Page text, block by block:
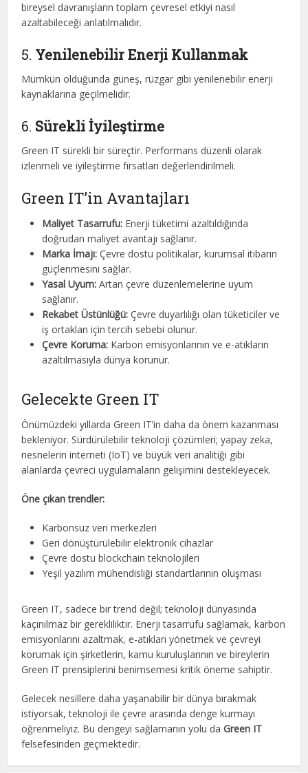
bireysel davranışların toplam çevresel etkiyi nasıl
azaltabileceği anlatılmalıdır.
5. Yenilenebilir Enerji Kullanmak
Mümkün olduğunda güneş, rüzgar gibi yenilenebilir enerji
kaynaklarına geçilmelidir.
6. Sürekli İyileştirme
Green IT sürekli bir süreçtir. Performans düzenli olarak
izlenmeli ve iyileştirme fırsatları değerlendirilmeli.
Green IT’in Avantajları
Maliyet Tasarrufu: Enerji tüketimi azaltıldığında
doğrudan maliyet avantajı sağlanır.
Marka İmajı: Çevre dostu politikalar, kurumsal itibarın
güçlenmesini sağlar.
Yasal Uyum: Artan çevre düzenlemelerine uyum
sağlanır.
Rekabet Üstünlüğü: Çevre duyarlılığı olan tüketiciler ve
iş ortakları için tercih sebebi olunur.
Çevre Koruma: Karbon emisyonlarının ve e-atıkların
azaltılmasıyla dünya korunur.
Gelecekte Green IT
Önümüzdeki yıllarda Green IT’in daha da önem kazanması
bekleniyor. Sürdürülebilir teknoloji çözümleri; yapay zeka,
nesnelerin interneti (IoT) ve büyük veri analitiği gibi
alanlarda çevreci uygulamaların gelişimini destekleyecek.
Öne çıkan trendler:
Karbonsuz veri merkezleri
Geri dönüştürülebilir elektronik cihazlar
Çevre dostu blockchain teknolojileri
Yeşil yazılım mühendisliği standartlarının oluşması
Green IT, sadece bir trend değil; teknoloji dünyasında
kaçınılmaz bir gerekliliktir. Enerji tasarrufu sağlamak, karbon
emisyonlarını azaltmak, e-atıkları yönetmek ve çevreyi
korumak için şirketlerin, kamu kuruluşlarının ve bireylerin
Green IT prensiplerini benimsemesi kritik öneme sahiptir.
Gelecek nesillere daha yaşanabilir bir dünya bırakmak
istiyorsak, teknoloji ile çevre arasında denge kurmayı
öğrenmeliyiz. Bu dengeyi sağlamanın yolu daGreen IT
felsefesinden geçmektedir.